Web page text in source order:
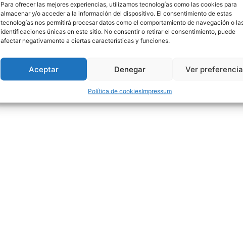
Para ofrecer las mejores experiencias, utilizamos tecnologías como las cookies para
almacenar y/o acceder a la información del dispositivo. El consentimiento de estas
tecnologías nos permitirá procesar datos como el comportamiento de navegación o
identificaciones únicas en este sitio. No consentir o retirar el consentimiento, puede
afectar negativamente a ciertas características y funciones.
Aceptar Denegar Ver
Política de cookiesImpressum